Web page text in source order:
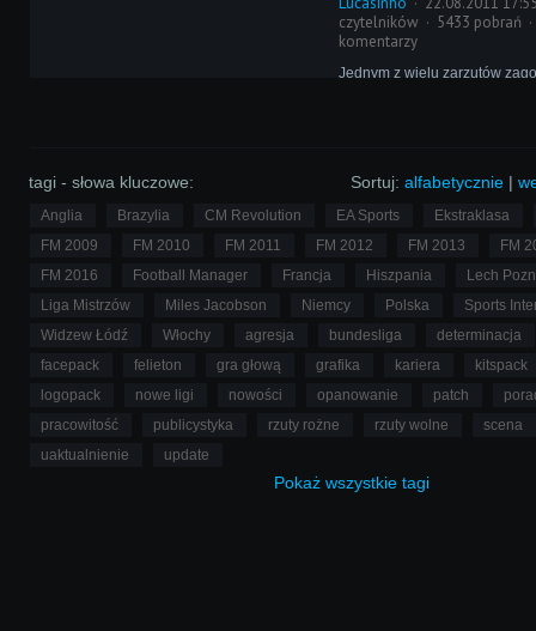
czytelników
5433 pobrań
komentarzy
Jednym z wielu zarzutów
Sortuj: alfabetycznie |
tagi - słowa kluczowe:
Anglia Brazylia CM Revolution EA Sports
Ekstraklasa
FM 2009
FM 2010 FM 2011 FM 2012 FM 2013
FM
FM 2016
Football Manager Francja Hiszpania
Lech
Liga Mistrzów
Miles Jacobson Niemcy Polska
Sports
Widzew Łódź
Włochy agresja bundesliga
determinacja
facepack
felieton gra głową grafika kariera
kitspack
logopack
nowe ligi nowości opanowanie patch
pracowitość
publicystyka rzuty rożne rzuty wolne
scena
uaktualnienie
update
Pokaż wszystkie tagi